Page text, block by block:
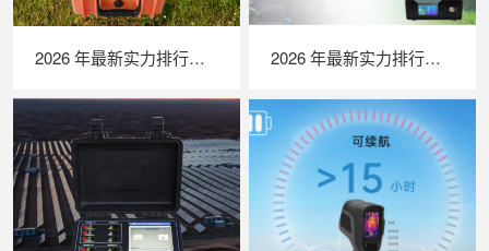
2026 年最新实力排行｜便携式 IV 测试仪 TOP 推荐，LAILX LX‑PV31 深度解析 2026 年最新实力排行｜苏州 LAILX LXH506 便携式气象站深度解析